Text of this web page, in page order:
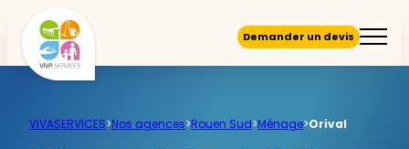
Demander un devis
VIVASERVICES>Nos agences>Rouen Sud>Ménage>Orival